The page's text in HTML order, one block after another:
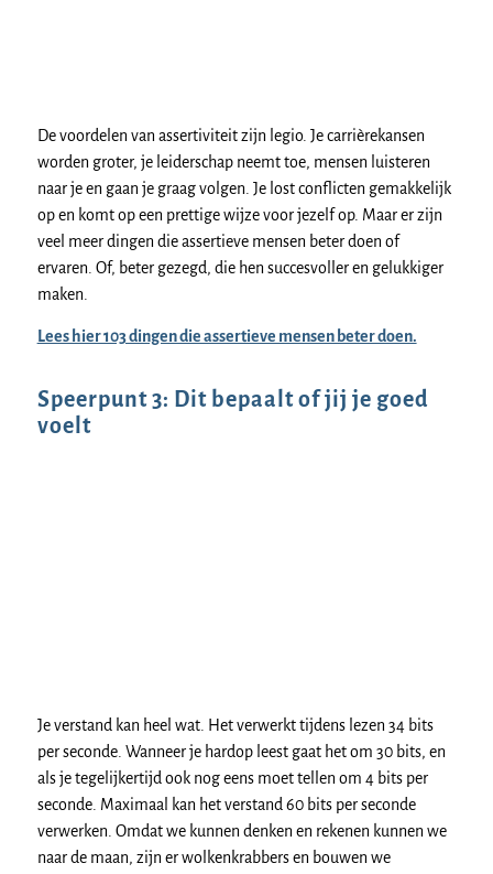
De voordelen van assertiviteit zijn legio. Je carrièrekansen
worden groter, je leiderschap neemt toe, mensen luisteren
naar je en gaan je graag volgen. Je lost conflicten gemakkelijk
op en komt op een prettige wijze voor jezelf op. Maar er zijn
veel meer dingen die assertieve mensen beter doen of
ervaren. Of, beter gezegd, die hen succesvoller en gelukkiger
maken.
Lees hier 103 dingen die assertieve mensen beter doen.
Speerpunt 3: Dit bepaalt of jij je goed
voelt
Je verstand kan heel wat. Het verwerkt tijdens lezen 34 bits
per seconde. Wanneer je hardop leest gaat het om 30 bits, en
als je tegelijkertijd ook nog eens moet tellen om 4 bits per
seconde. Maximaal kan het verstand 60 bits per seconde
verwerken. Omdat we kunnen denken en rekenen kunnen we
naar de maan, zijn er wolkenkrabbers en bouwen we